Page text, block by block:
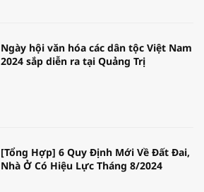
Ngày hội văn hóa các dân tộc Việt Nam
2024 sắp diễn ra tại Quảng Trị
[Tổng Hợp] 6 Quy Định Mới Về Đất Đai,
Nhà Ở Có Hiệu Lực Tháng 8/2024